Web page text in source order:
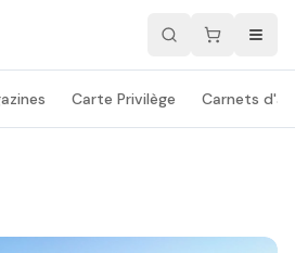
Carte Privilège Carnets